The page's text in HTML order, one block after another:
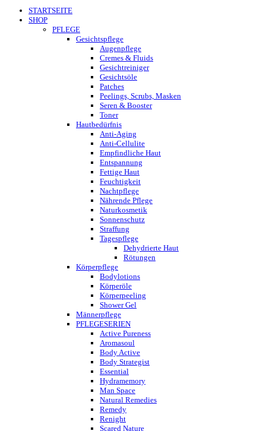
STARTSEITE
SHOP
PFLEGE
Gesichtspflege
Augenpflege
Cremes & Fluids
Gesichtreiniger
Gesichtsöle
Patches
Peelings, Scrubs, Masken
Seren & Booster
Toner
Hautbedürfnis
Anti-Aging
Anti-Cellulite
Empfindliche Haut
Entspannung
Fettige Haut
Feuchtigkeit
Nachtpflege
Nährende Pflege
Naturkosmetik
Sonnenschutz
Straffung
Tagespflege
Dehydrierte Haut
Rötungen
Körperpflege
Bodylotions
Körperöle
Körperpeeling
Shower Gel
Männerpflege
PFLEGESERIEN
Active Pureness
Aromasoul
Body Active
Body Strategist
Essential
Hydramemory
Man Space
Natural Remedies
Remedy
Renight
Scared Nature